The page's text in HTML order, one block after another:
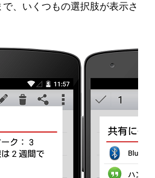
、いくつもの選択肢が表示さ